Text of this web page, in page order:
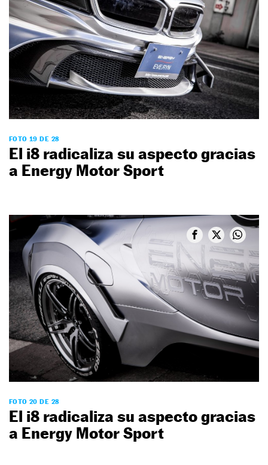
FOTO 19 DE 28
El i8 radicaliza su aspecto gracias
a Energy Motor Sport
FOTO 20 DE 28
El i8 radicaliza su aspecto gracias
a Energy Motor Sport